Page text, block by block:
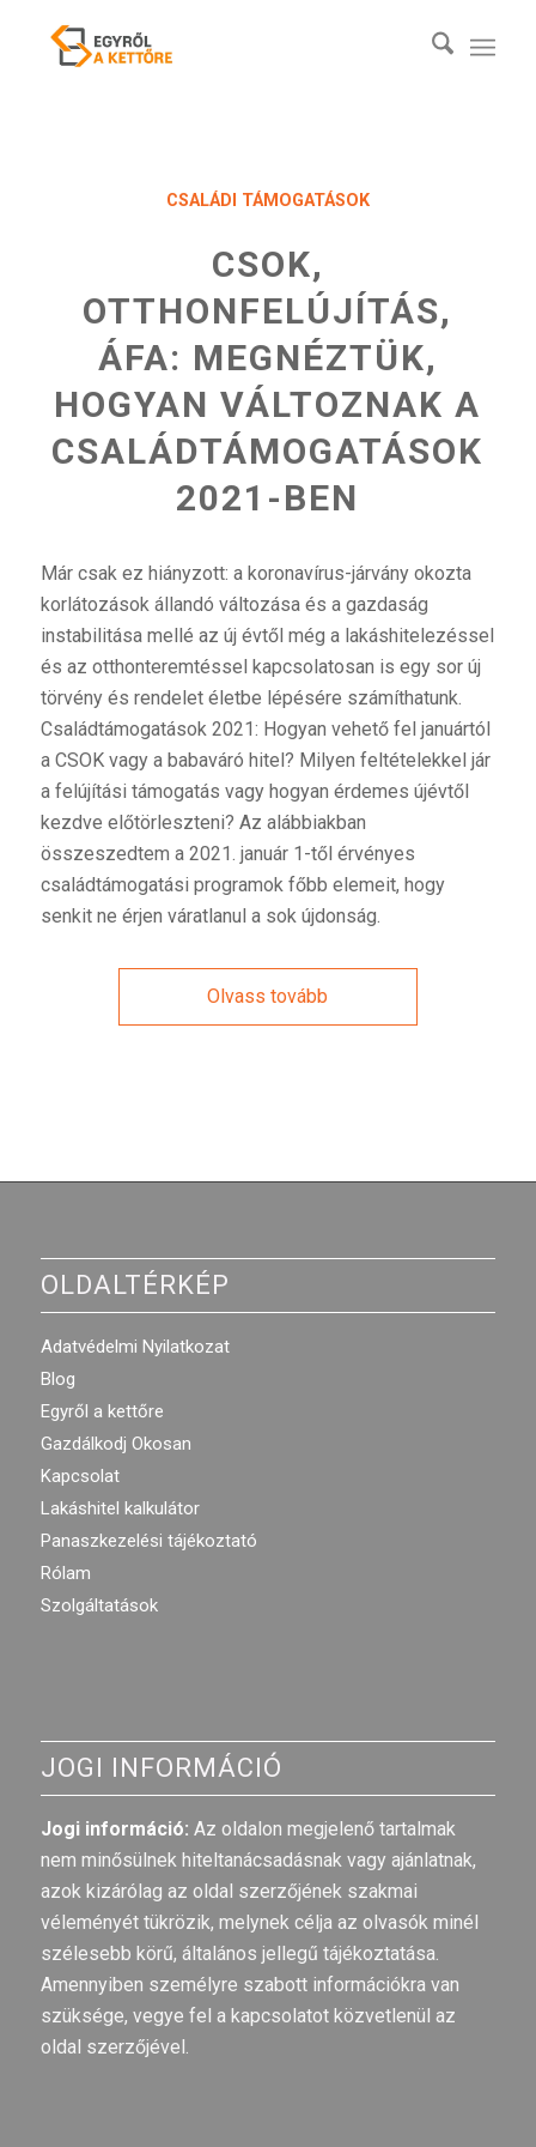
CSALÁDI TÁMOGATÁSOK
CSOK,
OTTHONFELÚJÍTÁS,
ÁFA: MEGNÉZTÜK,
HOGYAN VÁLTOZNAK A
CSALÁDTÁMOGATÁSOK
2021-BEN
Már csak ez hiányzott: a koronavírus-járvány okozta
korlátozások állandó változása és a gazdaság
instabilitása mellé az új évtől még a lakáshitelezéssel
és az otthonteremtéssel kapcsolatosan is egy sor új
törvény és rendelet életbe lépésére számíthatunk.
Családtámogatások 2021: Hogyan vehető fel januártól
a CSOK vagy a babaváró hitel? Milyen feltételekkel jár
a felújítási támogatás vagy hogyan érdemes újévtől
kezdve előtörleszteni? Az alábbiakban
összeszedtem a 2021. január 1-től érvényes
családtámogatási programok főbb elemeit, hogy
senkit ne érjen váratlanul a sok újdonság.
Olvass tovább
OLDALTÉRKÉP
Adatvédelmi Nyilatkozat
Blog
Egyről a kettőre
Gazdálkodj Okosan
Kapcsolat
Lakáshitel kalkulátor
Panaszkezelési tájékoztató
Rólam
Szolgáltatások
JOGI INFORMÁCIÓ
Jogi információ: Az oldalon megjelenő tartalmak
nem minősülnek hiteltanácsadásnak vagy ajánlatnak,
azok kizárólag az oldal szerzőjének szakmai
véleményét tükrözik, melynek célja az olvasók minél
szélesebb körű, általános jellegű tájékoztatása.
Amennyiben személyre szabott információkra van
szüksége, vegye fel a kapcsolatot közvetlenül az
oldal szerzőjével.